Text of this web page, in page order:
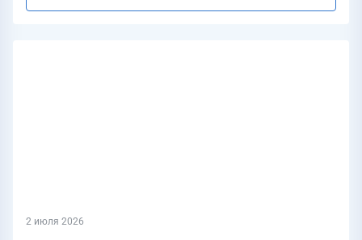
2 июля 2026